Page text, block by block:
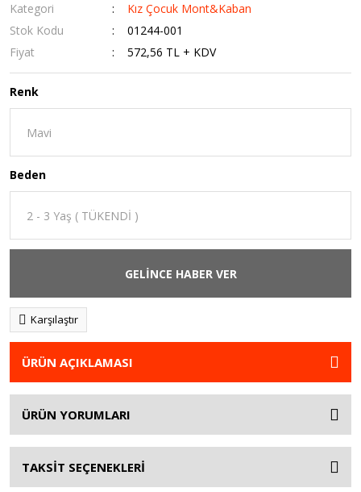
Kategori
Kız Çocuk Mont&Kaban
Stok Kodu
01244-001
Fiyat
572,56 TL + KDV
Renk
Beden
GELİNCE HABER VER
Karşılaştır
ÜRÜN AÇIKLAMASI
ÜRÜN YORUMLARI
TAKSİT SEÇENEKLERİ